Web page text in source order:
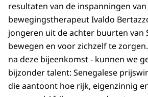
resultaten van de inspanningen
bewegingstherapeut Ivaldo
jongeren uit de achter buurten van
bewegen en voor zichzelf te
na deze bijeenkomst - kunnen we
bijzonder talent: Senegalese
die aantoont hoe rijk, eigenzinnig